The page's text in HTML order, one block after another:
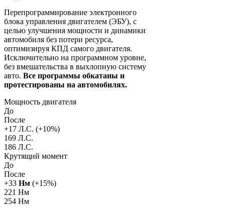
Перепрограммирование электронного
блока управления двигателем (ЭБУ), с
целью улучшения мощности и динамики
автомобиля без потери ресурса,
оптимизируя КПД самого двигателя.
Исключительно на программном уровне,
без вмешательства в выхлопную систему
авто. Все программы обкатаны и
протестированы на автомобилях.
Мощность двигателя
До
После
+17 Л.С. (+10%)
169 Л.С.
186 Л.С.
Крутящий момент
До
После
+33 Нм (+15%)
221 Нм
254 Нм